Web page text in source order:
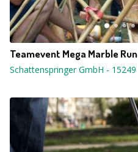
Teamevent Mega Marble Run
Schattenspringer GmbH - 15249